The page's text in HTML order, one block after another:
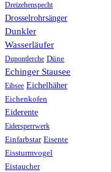
Dreizehenspecht
Drosselrohrsänger
Dunkler
Wasserläufer
Dupontlerche Düne
Echinger Stausee
Eibsee Eichelhäher
Eichenkofen
Eiderente
Eidersperrwerk
Einfarbstar Eisente
Eissturmvogel
Eistaucher